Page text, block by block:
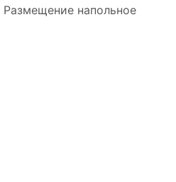
напольное